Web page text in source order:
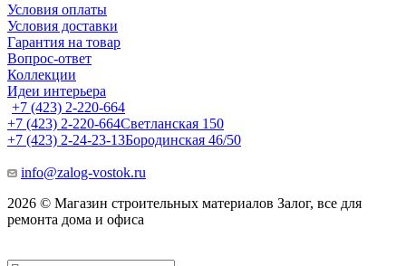
Условия оплаты
Условия доставки
Гарантия на товар
Вопрос-ответ
Коллекции
Идеи интерьера
+7 (423) 2-220-664
+7 (423) 2-220-664Светланская 150
+7 (423) 2-24-23-13Бородинская 46/50
info@zalog-vostok.ru
2026 © Магазин строительных материалов Залог, все для
ремонта дома и офиса